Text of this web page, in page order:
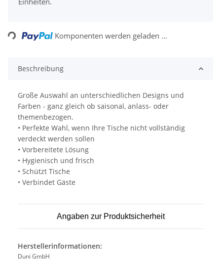
Loading... Komponenten werden geladen ...
Beschreibung
Große Auswahl an unterschiedlichen Designs und
Farben - ganz gleich ob saisonal, anlass- oder
themenbezogen.
• Perfekte Wahl, wenn Ihre Tische nicht vollständig
verdeckt werden sollen
• Vorbereitete Lösung
• Hygienisch und frisch
• Schützt Tische
• Verbindet Gäste
Angaben zur Produktsicherheit
Herstellerinformationen:
Duni GmbH